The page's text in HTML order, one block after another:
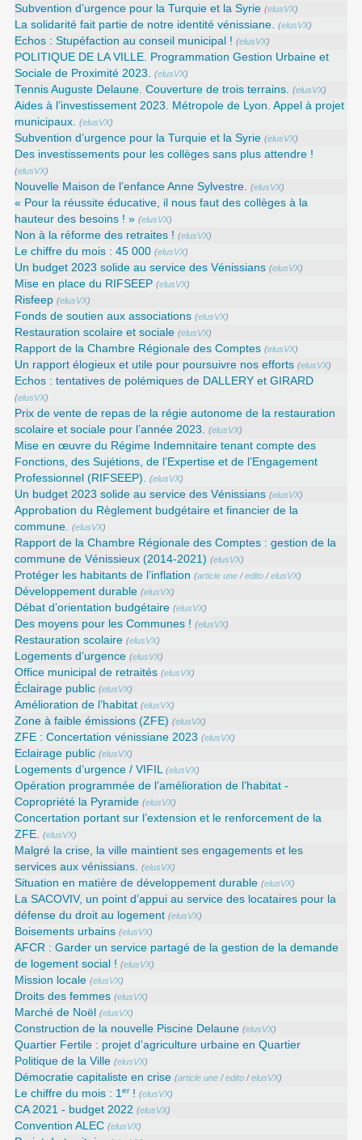
Subvention d’urgence pour la Turquie et la Syrie (elusVX)
La solidarité fait partie de notre identité vénissiane. (elusVX)
Echos : Stupéfaction au conseil municipal ! (elusVX)
POLITIQUE DE LA VILLE. Programmation Gestion Urbaine et
Sociale de Proximité 2023. (elusVX)
Tennis Auguste Delaune. Couverture de trois terrains. (elusVX)
Aides à l’investissement 2023. Métropole de Lyon. Appel à projet
municipaux. (elusVX)
Subvention d’urgence pour la Turquie et la Syrie (elusVX)
Des investissements pour les collèges sans plus attendre !
(elusVX)
Nouvelle Maison de l’enfance Anne Sylvestre. (elusVX)
« Pour la réussite éducative, il nous faut des collèges à la
hauteur des besoins ! » (elusVX)
Non à la réforme des retraites ! (elusVX)
Le chiffre du mois : 45 000 (elusVX)
Un budget 2023 solide au service des Vénissians (elusVX)
Mise en place du RIFSEEP (elusVX)
Risfeep (elusVX)
Fonds de soutien aux associations (elusVX)
Restauration scolaire et sociale (elusVX)
Rapport de la Chambre Régionale des Comptes (elusVX)
Un rapport élogieux et utile pour poursuivre nos efforts (elusVX)
Echos : tentatives de polémiques de DALLERY et GIRARD
(elusVX)
Prix de vente de repas de la régie autonome de la restauration
scolaire et sociale pour l’année 2023. (elusVX)
Mise en œuvre du Régime Indemnitaire tenant compte des
Fonctions, des Sujétions, de l’Expertise et de l’Engagement
Professionnel (RIFSEEP). (elusVX)
Un budget 2023 solide au service des Vénissians (elusVX)
Approbation du Règlement budgétaire et financier de la
commune. (elusVX)
Rapport de la Chambre Régionale des Comptes : gestion de la
commune de Vénissieux (2014-2021) (elusVX)
Protéger les habitants de l’inflation (article une /edito /elusVX)
Développement durable (elusVX)
Débat d’orientation budgétaire (elusVX)
Des moyens pour les Communes ! (elusVX)
Restauration scolaire (elusVX)
Logements d’urgence (elusVX)
Office municipal de retraités (elusVX)
Éclairage public (elusVX)
Amélioration de l’habitat (elusVX)
Zone à faible émissions (ZFE) (elusVX)
ZFE : Concertation vénissiane 2023 (elusVX)
Eclairage public (elusVX)
Logements d’urgence / VIFIL (elusVX)
Opération programmée de l’amélioration de l’habitat -
Copropriété la Pyramide (elusVX)
Concertation portant sur l’extension et le renforcement de la
ZFE. (elusVX)
Malgré la crise, la ville maintient ses engagements et les
services aux vénissians. (elusVX)
Situation en matière de développement durable (elusVX)
La SACOVIV, un point d’appui au service des locataires pour la
défense du droit au logement (elusVX)
Boisements urbains (elusVX)
AFCR : Garder un service partagé de la gestion de la demande
de logement social ! (elusVX)
Mission locale (elusVX)
Droits des femmes (elusVX)
Marché de Noël (elusVX)
Construction de la nouvelle Piscine Delaune (elusVX)
Quartier Fertile : projet d’agriculture urbaine en Quartier
Politique de la Ville (elusVX)
Démocratie capitaliste en crise (article une /edito /elusVX)
Le chiffre du mois : 1er! (elusVX)
CA 2021 - budget 2022 (elusVX)
Convention ALEC (elusVX)